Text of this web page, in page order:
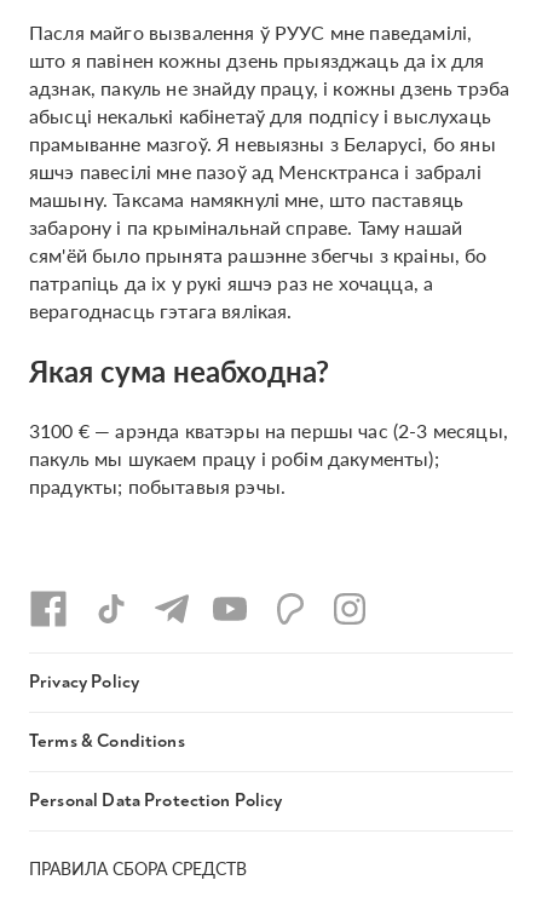
Пасля майго вызвалення ў РУУС мне паведамілі,
што я павінен кожны дзень прыязджаць да іх для
адзнак, пакуль не знайду працу, і кожны дзень трэба
абысці некалькі кабінетаў для подпісу і выслухаць
прамыванне мазгоў. Я невыязны з Беларусі, бо яны
яшчэ павесілі мне пазоў ад Менсктранса і забралі
машыну. Таксама намякнулі мне, што паставяць
забарону і па крымінальнай справе. Таму нашай
сям'ёй было прынята рашэнне збегчы з краіны, бо
патрапіць да іх у рукі яшчэ раз не хочацца, а
верагоднасць гэтага вялікая.
Якая сума неабходна?
3100 € — арэнда кватэры на першы час (2-3 месяцы,
пакуль мы шукаем працу і робім дакументы);
прадукты; побытавыя рэчы.
ПРАВИЛА СБОРА СРЕДСТВ
Privacy Policy
Terms & Conditions
Personal Data Protection Policy